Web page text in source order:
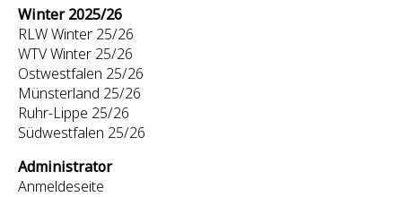
Winter 2025/26
RLW Winter 25/26
WTV Winter 25/26
Ostwestfalen 25/26
Münsterland 25/26
Ruhr-Lippe 25/26
Südwestfalen 25/26
Administrator
Anmeldeseite